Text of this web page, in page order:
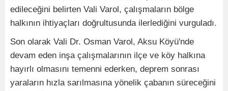
edileceğini belirten Vali Varol, çalışmaların bölge
halkının ihtiyaçları doğrultusunda ilerlediğini vurguladı.
Son olarak Vali Dr. Osman Varol, Aksu Köyü'nde
devam eden inşa çalışmalarının ilçe ve köy halkına
hayırlı olmasını temenni ederken, deprem sonrası
yaraların hızla sarılmasına yönelik çabanın süreceğini